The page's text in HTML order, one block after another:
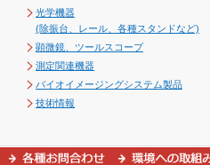
光学機器
(除振台、レール、各種スタンドなど)
顕微鏡、ツールスコープ
測定関連機器
バイオイメージングシステム製品
技術情報